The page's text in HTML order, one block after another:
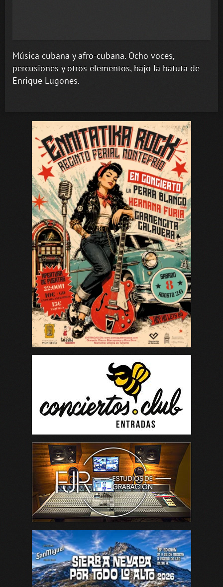
Música cubana y afro-cubana. Ocho voces,
percusiones y otros elementos, bajo la batuta de
Enrique Lugones.